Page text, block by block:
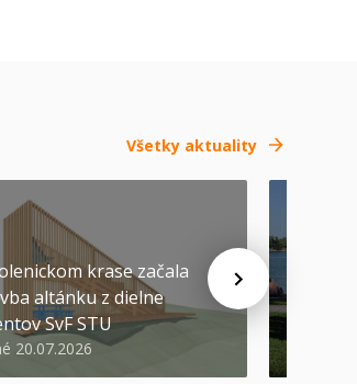
Všetky aktuality
krase začala
altánku z dielne
SvF STU
20.07.2026